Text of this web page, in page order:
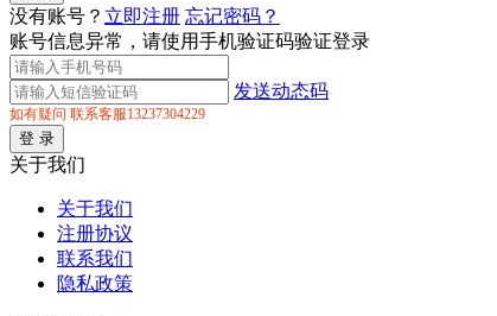
没有账号？ 立即注册 忘记密码？
账号信息异常，请使用手机验证码验证登录
发送动态码
如有疑问 联系客服13237304229
关于我们
关于我们
注册协议
联系我们
隐私政策